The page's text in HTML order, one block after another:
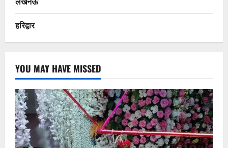
हरिद्वार
YOU MAY HAVE MISSED